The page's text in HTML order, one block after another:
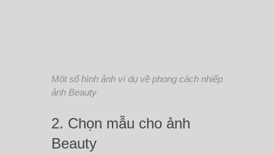
Một số hình ảnh ví dụ về phong cách nhiếp
ảnh Beauty
2. Chọn mẫu cho ảnh
Beauty